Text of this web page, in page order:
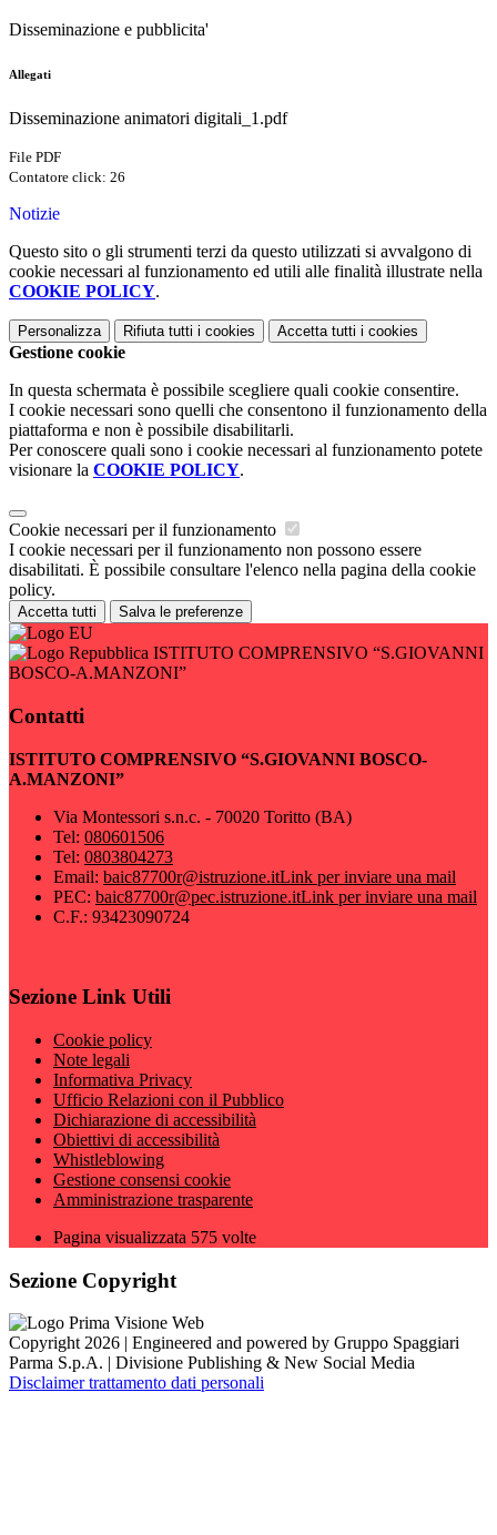
Disseminazione e pubblicita'
Allegati
Disseminazione animatori digitali_1.pdf
File PDF
Contatore click: 26
Notizie
Questo sito o gli strumenti terzi da questo utilizzati si avvalgono di
cookie necessari al funzionamento ed utili alle finalità illustrate nella
COOKIE POLICY.
Personalizza Rifiuta tutti i cookies Accetta tutti i cookies
Gestione cookie
In questa schermata è possibile scegliere quali cookie consentire.
I cookie necessari sono quelli che consentono il funzionamento della
piattaforma e non è possibile disabilitarli.
Per conoscere quali sono i cookie necessari al funzionamento potete
visionare la COOKIE POLICY.
Cookie necessari per il funzionamento
I cookie necessari per il funzionamento non possono essere
disabilitati. È possibile consultare l'elenco nella pagina della cookie
policy.
Accetta tutti Salva le preferenze
ISTITUTO COMPRENSIVO “S.GIOVANNI
BOSCO-A.MANZONI”
Contatti
ISTITUTO COMPRENSIVO “S.GIOVANNI BOSCO-
A.MANZONI”
Via Montessori s.n.c. - 70020 Toritto (BA)
Tel: 080601506
Tel: 0803804273
Email: baic87700r@istruzione.itLink per inviare una mail
PEC: baic87700r@pec.istruzione.itLink per inviare una mail
C.F.: 93423090724
Sezione Link Utili
Cookie policy
Note legali
Informativa Privacy
Ufficio Relazioni con il Pubblico
Dichiarazione di accessibilità
Obiettivi di accessibilità
Whistleblowing
Gestione consensi cookie
Amministrazione trasparente
Pagina visualizzata 575 volte
Sezione Copyright
Copyright 2026 | Engineered and powered by Gruppo Spaggiari
Parma S.p.A. | Divisione Publishing & New Social Media
Disclaimer trattamento dati personali